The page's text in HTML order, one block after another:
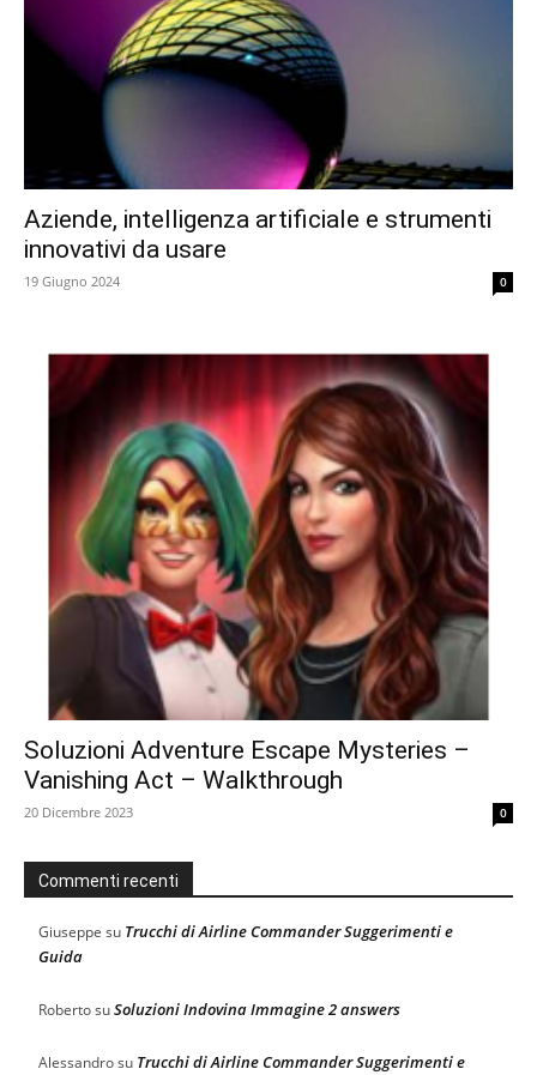
Aziende, intelligenza artificiale e strumenti
innovativi da usare
19 Giugno 2024 0
Soluzioni Adventure Escape Mysteries –
Vanishing Act – Walkthrough
20 Dicembre 2023 0
Commenti recenti
Giuseppe su Trucchi di Airline Commander Suggerimenti e
Guida
RobertosuSoluzioni Indovina Immagine 2 answers
Alessandrosu Trucchi di Airline Commander Suggerimenti e